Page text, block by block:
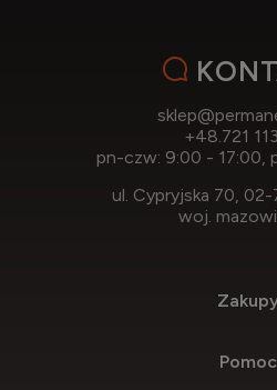
+48.721
pn-czw: 9:00 - 17:00,
ul. Cypryjska 70, 02-
woj.
Pomoc